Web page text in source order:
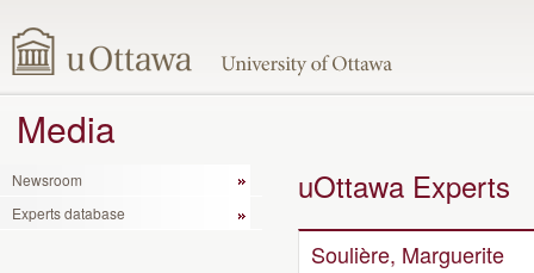
Media
Newsroom
Experts database
uOttawa Experts
Soulière, Marguerite